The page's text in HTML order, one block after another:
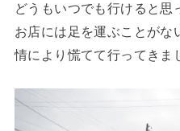
どうもいつでも行けると思
お店には足を運ぶことがな
情により慌てて行ってきま